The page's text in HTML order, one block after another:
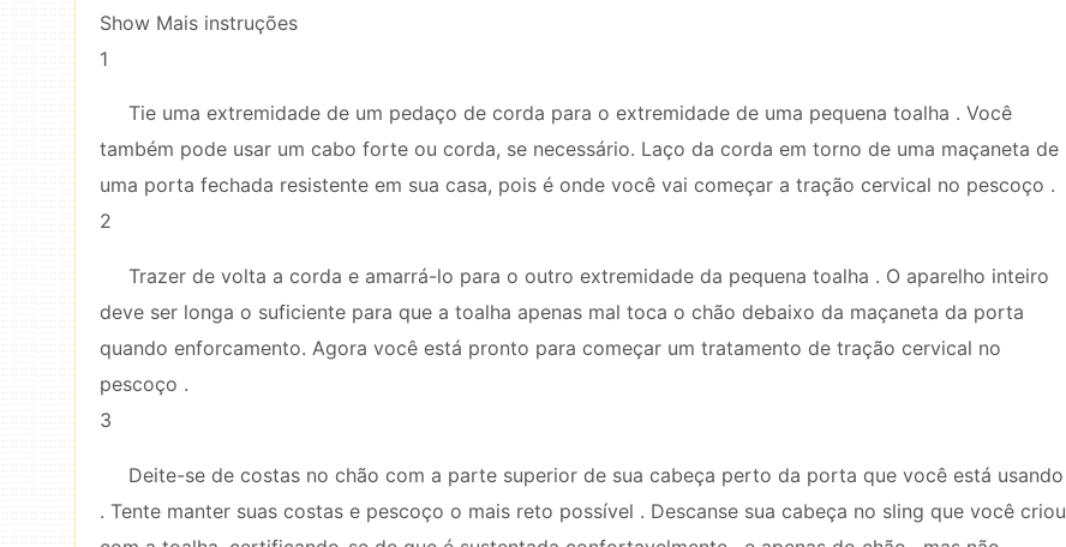
Show Mais instruções
1
Tie uma extremidade de um pedaço de corda para o extremidade de uma pequena toalha . Você
também pode usar um cabo forte ou corda, se necessário. Laço da corda em torno de uma maçaneta de
uma porta fechada resistente em sua casa, pois é onde você vai começar a tração cervical no pescoço .
2
Trazer de volta a corda e amarrá-lo para o outro extremidade da pequena toalha . O aparelho inteiro
deve ser longa o suficiente para que a toalha apenas mal toca o chão debaixo da maçaneta da porta
quando enforcamento. Agora você está pronto para começar um tratamento de tração cervical no
pescoço .
3
Deite-se de costas no chão com a parte superior de sua cabeça perto da porta que você está usando
. Tente manter suas costas e pescoço o mais reto possível . Descanse sua cabeça no sling que você criou